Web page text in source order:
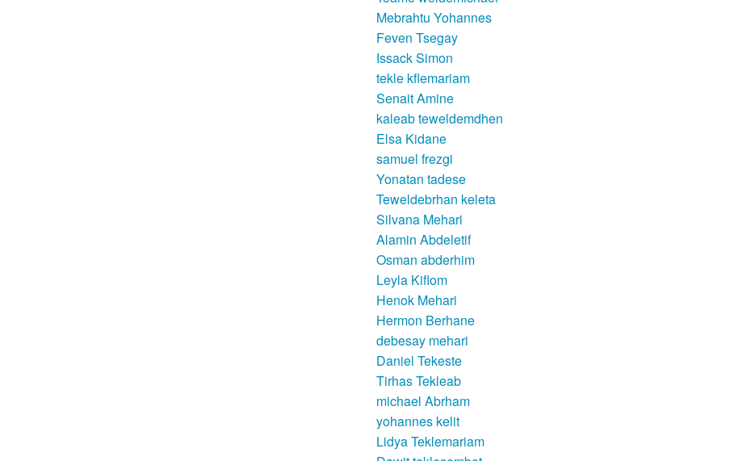
Mebrahtu Yohannes
Feven Tsegay
Issack Simon
tekle kflemariam
Senait Amine
kaleab teweldemdhen
Elsa Kidane
samuel frezgi
Yonatan tadese
Teweldebrhan keleta
Silvana Mehari
Alamin Abdeletif
Osman abderhim
Leyla Kiflom
Henok Mehari
Hermon Berhane
debesay mehari
Daniel Tekeste
Tirhas Tekleab
michael Abrham
yohannes kelit
Lidya Teklemariam